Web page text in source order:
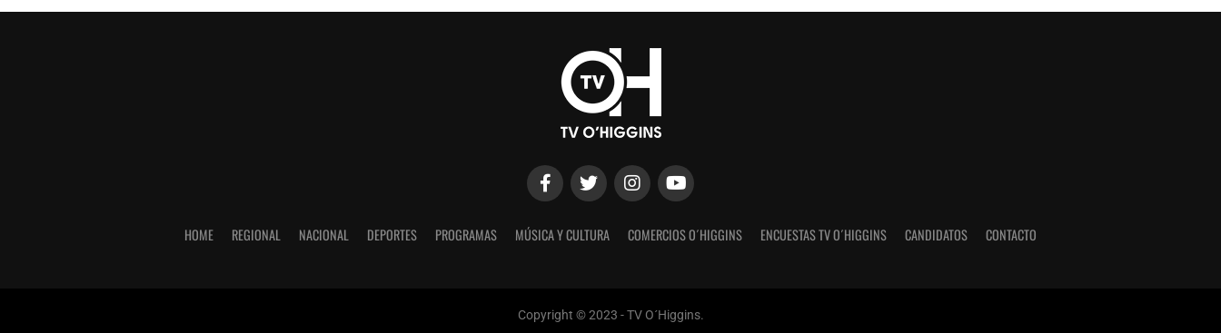
HOME REGIONAL NACIONAL DEPORTES PROGRAMAS MÚSICA Y CULTURA COMERCIOS O´HIGGINS ENCUESTAS TV O´HIGGINS CANDIDATOS CONTACTO
Copyright © 2023 - TV O´Higgins.